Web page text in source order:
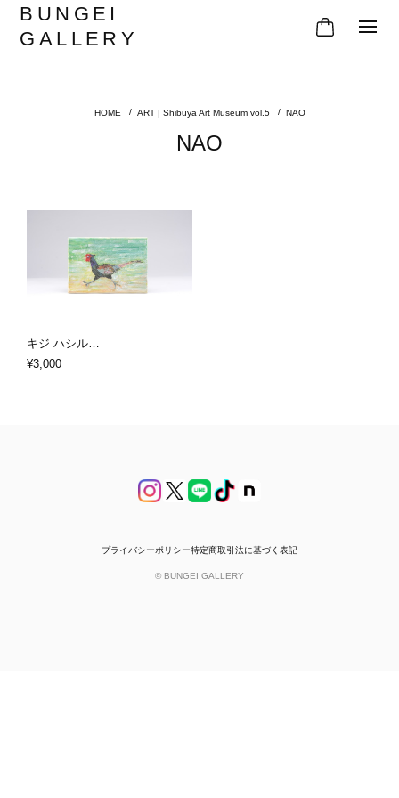
BUNGEI
GALLERY
ART | Shibuya Art Museum vol.5 NAO
NAO
キジ ハシル…
¥3,000
プライバシーポリシー特定商取引法に基づく表記
© BUNGEI GALLERY